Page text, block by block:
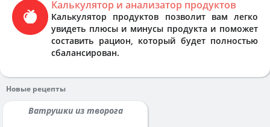
Калькулятор и анализатор продуктов
Калькулятор продуктов позволит вам легко
увидеть плюсы и минусы продукта и поможет
составить рацион, который будет полностью
сбалансирован.
Новые рецепты
Ватрушки из творога